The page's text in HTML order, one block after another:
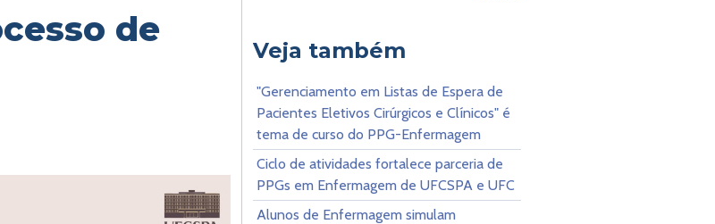
de
Veja também
"Gerenciamento em Listas de Espera de
Pacientes Eletivos Cirúrgicos e Clínicos" é
tema de curso do PPG-Enfermagem
Ciclo de atividades fortalece parceria de
PPGs em Enfermagem de UFCSPA e UFC
Alunos de Enfermagem simulam